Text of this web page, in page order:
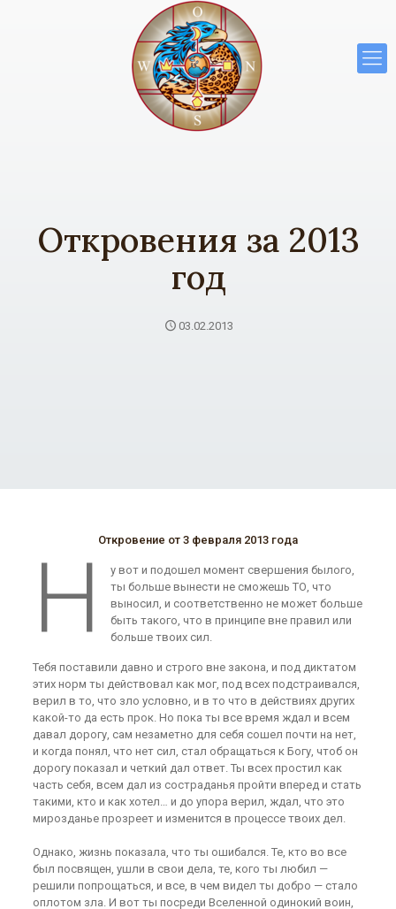
Откровения за 2013
год
03.02.2013
Откровение от 3 февраля 2013 года
Н
у вот и подошел момент свершения былого,
ты больше вынести не сможешь ТО, что
выносил, и соответственно не может больше
быть такого, что в принципе вне правил или
больше твоих сил.
Тебя поставили давно и строго вне закона, и под диктатом
этих норм ты действовал как мог, под всех подстраивался,
верил в то, что зло условно, и в то что в действиях других
какой-то да есть прок. Но пока ты все время ждал и всем
давал дорогу, сам незаметно для себя сошел почти на нет,
и когда понял, что нет сил, стал обращаться к Богу, чтоб он
дорогу показал и четкий дал ответ. Ты всех простил как
часть себя, всем дал из состраданья пройти вперед и стать
такими, кто и как хотел… и до упора верил, ждал, что это
мирозданье прозреет и изменится в процессе твоих дел.
Однако, жизнь показала, что ты ошибался. Те, кто во все
был посвящен, ушли в свои дела, те, кого ты любил —
решили попрощаться, и все, в чем видел ты добро — стало
оплотом зла. И вот ты посреди Вселенной одинокий воин,